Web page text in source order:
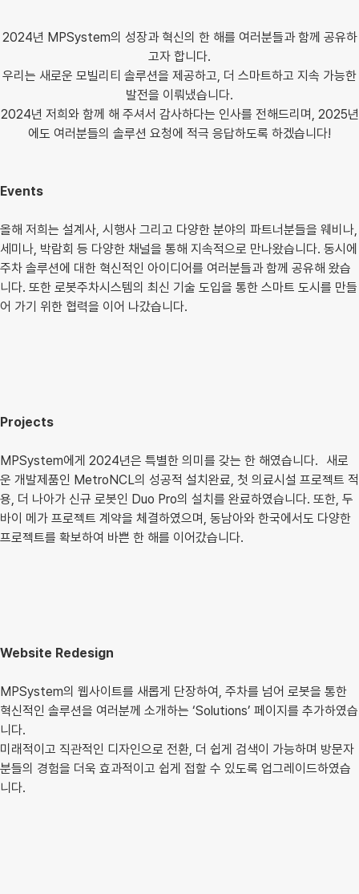
2024년 MPSystem의 성장과 혁신의 한 해를 여러분들과 함께 공유하
고자 합니다.
우리는 새로운 모빌리티 솔루션을 제공하고, 더 스마트하고 지속 가능한
발전을 이뤄냈습니다.
2024년 저희와 함께 해 주셔서 감사하다는 인사를 전해드리며, 2025년
에도 여러분들의 솔루션 요청에 적극 응답하도록 하겠습니다!
Events
올해 저희는 설계사, 시행사 그리고 다양한 분야의 파트너분들을 웨비나,
세미나, 박람회 등 다양한 채널을 통해 지속적으로 만나왔습니다. 동시에
주차 솔루션에 대한 혁신적인 아이디어를 여러분들과 함께 공유해 왔습
니다. 또한 로봇주차시스템의 최신 기술 도입을 통한 스마트 도시를 만들
어 가기 위한 협력을 이어 나갔습니다.
Projects
MPSystem에게 2024년은 특별한 의미를 갖는 한 해였습니다. 새로
운 개발제품인 MetroNCL의 성공적 설치완료, 첫 의료시설 프로젝트 적
용, 더 나아가 신규 로봇인 Duo Pro의 설치를 완료하였습니다. 또한, 두
바이 메가 프로젝트 계약을 체결하였으며, 동남아와 한국에서도 다양한
프로젝트를 확보하여 바쁜 한 해를 이어갔습니다.
Website Redesign
MPSystem의 웹사이트를 새롭게 단장하여, 주차를 넘어 로봇을 통한
혁신적인 솔루션을 여러분께 소개하는 ‘Solutions’ 페이지를 추가하였습
니다.
미래적이고 직관적인 디자인으로 전환, 더 쉽게 검색이 가능하며 방문자
분들의 경험을 더욱 효과적이고 쉽게 접할 수 있도록 업그레이드하였습
니다.